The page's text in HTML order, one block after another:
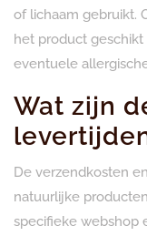
of lichaam gebruikt.
het product
eventuele
Wat zijn
De verzendkosten
natuurlijke
specifieke webshop